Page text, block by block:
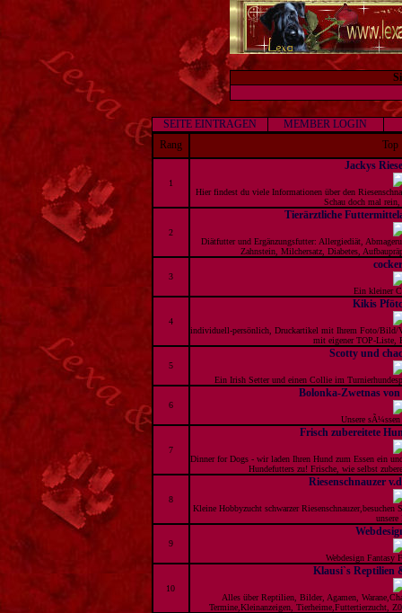
SEITE EINTRAGEN
MEMBER LOGIN
Rang
Top
1
Jackys
Hier findest du viele Informationen über den
Schau doch mal
2
Tierärztliche
Diätfutter und Ergänzungsfutter: Allergiediät,
Zahnstein, Milchersatz, Diabetes,
3
Ein kleiner
4
Kikis
individuell-persönlich, Druckartikel mit Ihrem Foto/Bild/
mit eigener TOP-Liste,
5
Scotty und
Ein Irish Setter und einen Collie im
6
Bolonka-Zwetnas
Unsere
7
Frisch zubereitete
Dinner for Dogs - wir laden Ihren Hund zum Essen ein
Hundefutters zu! Frische, wie selbst
8
Riesenschnauzer
Kleine Hobbyzucht schwarzer
unsere
9
Webdesign Fantasy
10
Klausi`s Reptilien
Alles über Reptilien, Bilder, Agamen,
Termine,Kleinanzeigen, Tierheime,Futtertierzucht,